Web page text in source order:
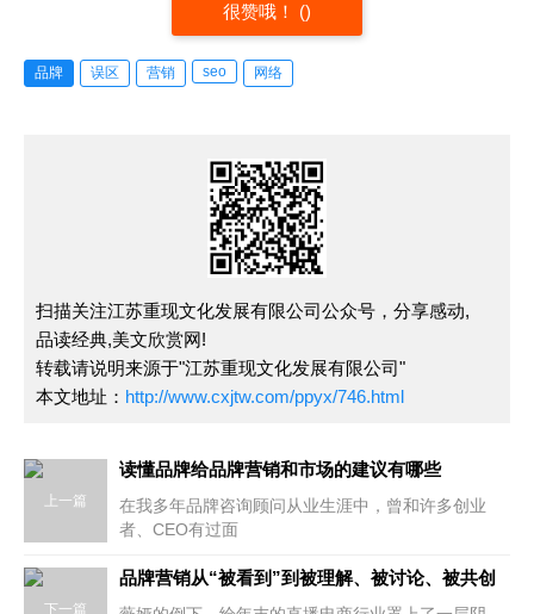
很赞哦！ ()
品牌 误区 营销 seo 网络
扫描关注江苏重现文化发展有限公司公众号，分享感动,
品读经典,美文欣赏网!
转载请说明来源于"江苏重现文化发展有限公司"
本文地址： http://www.cxjtw.com/ppyx/746.html
上一篇
读懂品牌给品牌营销和市场的建议有哪些
在我多年品牌咨询顾问从业生涯中，曾和许多创业
者、CEO有过面
下一篇
品牌营销从“被看到”到被理解、被讨论、被共创